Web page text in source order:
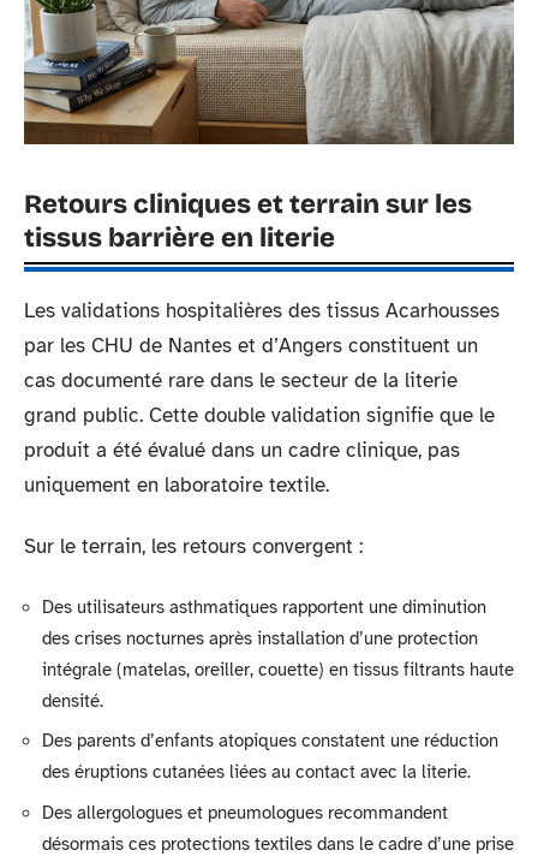
Retours cliniques et terrain sur les
tissus barrière en literie
Les validations hospitalières des tissus Acarhousses
par les CHU de Nantes et d’Angers constituent un
cas documenté rare dans le secteur de la literie
grand public. Cette double validation signifie que le
produit a été évalué dans un cadre clinique, pas
uniquement en laboratoire textile.
Sur le terrain, les retours convergent :
Des utilisateurs asthmatiques rapportent une diminution
des crises nocturnes après installation d’une protection
intégrale (matelas, oreiller, couette) en tissus filtrants haute
densité.
Des parents d’enfants atopiques constatent une réduction
des éruptions cutanées liées au contact avec la literie.
Des allergologues et pneumologues recommandent
désormais ces protections textiles dans le cadre d’une prise